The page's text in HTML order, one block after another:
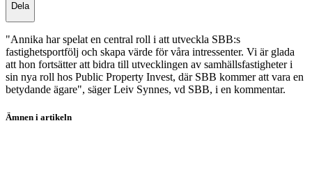
Dela
"Annika har spelat en central roll i att utveckla SBB:s
fastighetsportfölj och skapa värde för våra intressenter. Vi är glada
att hon fortsätter att bidra till utvecklingen av samhällsfastigheter i
sin nya roll hos Public Property Invest, där SBB kommer att vara en
betydande ägare", säger Leiv Synnes, vd SBB, i en kommentar.
Ämnen i artikeln